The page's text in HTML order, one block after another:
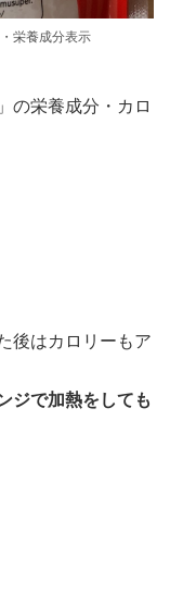
栄養成分表示
の栄養成分・カロ
後はカロリーもア
ジで加熱をしても